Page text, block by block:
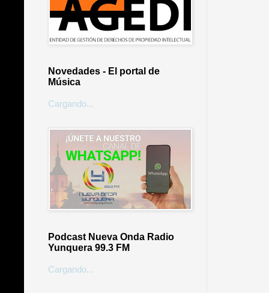
Novedades - El portal de
Música
Cargando...
Podcast Nueva Onda Radio
Yunquera 99.3 FM
Cargando...